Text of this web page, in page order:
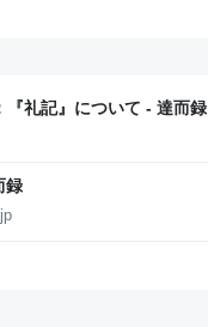
礼記』について - 達而録
録